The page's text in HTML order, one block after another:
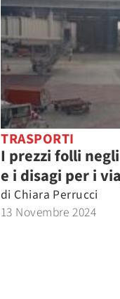
TRASPORTI
I prezzi folli
e i disagi per i
di Chiara Perrucci
13 Novembre 2024